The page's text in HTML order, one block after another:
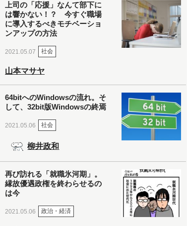
上司の「応援」なんて部下に
は響かない！？ 今すぐ職場
に導入するべきモチベーショ
ンアップの方法
2021.05.07 社会
山本マサヤ
64bitへのWindowsの流れ。そ
して、32bit版Windowsの終焉
2021.05.06 社会
柳井政和
再び訪れる「就職氷河期」。
縁故優遇政権を終わらせるの
は今
2021.05.06 政治・経済